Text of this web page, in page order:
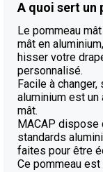
A quoi sert un
Le pommeau
mât en
hisser votre
personnalisé.
Facile à
aluminium est
mât.
MACAP dispose
standards
faites pour être
Ce pommeau